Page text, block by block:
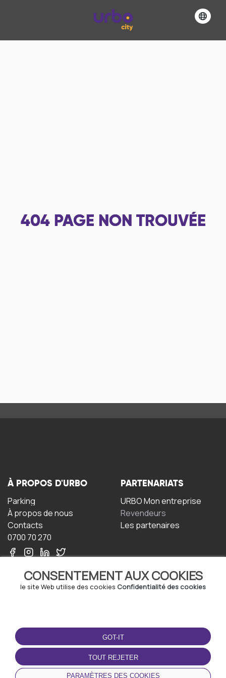
404 PAGE NON TROUVÉE
CONSENTEMENT AUX COOKIES
le site Web utilise des cookies Confidentialité des cookies
GOT-IT
TOUT REJETER
PARAMÈTRES DES COOKIES
À PROPOS D'URBO
Parking
À propos de nous
Contacts
0700 70 270
PARTENARIATS
URBO Mon entreprise
Revendeurs
Les partenaires
TERMS-OF-USE
Termes et conditions
Politique de confidentialité
Politique relative aux
cookies
TÉLÉCHARGEZ
L'APPLICATION